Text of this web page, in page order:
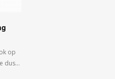
op
dus…